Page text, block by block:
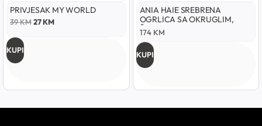
PRIVJESAK MY WORLD
39KM27KM
KUPI
ANIA HAIE SREBRENA
OGRLICA SA OKRUGLIM,
ŠUPLJIM PRIVJESKOM
174 KM
KUPI